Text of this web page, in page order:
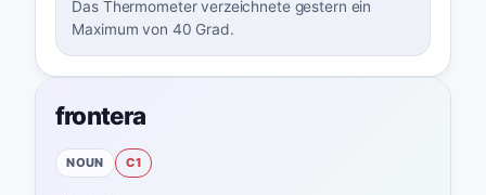
Das Thermometer verzeichnete gestern ein
Maximum von 40 Grad.
frontera
NOUN C1